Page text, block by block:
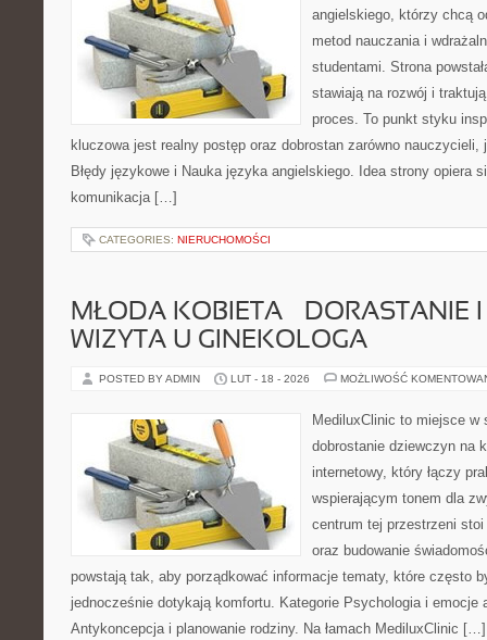
angielskiego, którzy chcą
metod nauczania i
studentami. Strona
stawiają na rozwój i
proces. To punkt styku
kluczowa jest realny postęp oraz dobrostan zarówno
Błędy językowe i Nauka języka angielskiego. Idea strony opiera
komunikacja […]
CATEGORIES: NIERUCHOMOŚCI
MŁODA KOBIETA – DORASTANIE
WIZYTA U GINEKOLOGA
POSTED BY ADMIN LUT - 18 - 2026 MOŻLIWOŚĆ
MediluxClinic to miejsce
dobrostanie dziewczyn na
internetowy, który łączy
wspierającym tonem dla
centrum tej przestrzeni
oraz budowanie
powstają tak, aby porządkować informacje tematy, które często
jednocześnie dotykają komfortu. Kategorie Psychologia i emocje
Antykoncepcja i planowanie rodziny. Na łamach MediluxClinic […]